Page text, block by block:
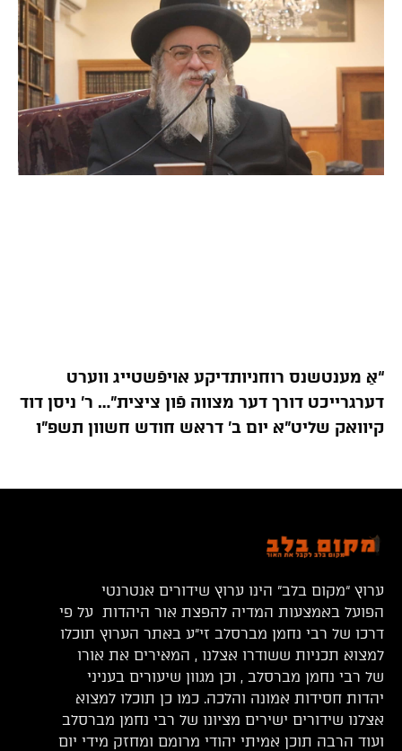
“אַ מענטשנס רוחניותדיקע אויפֿשטייג ווערט
דערגרייכט דורך דער מצווה פֿון ציצית”… ר’ ניסן דוד
קיוואק שליט”א יום ב’ דראש חודש חשוון תשפ”ו
ערוץ “מקום בלב” הינו ערוץ שידורים אנטרנטי
הפועל באמצעות המדיה להפצת אור היהדות על פי
דרכו של רבי נחמן מברסלב זי”ע באתר הערוץ תוכלו
למצוא תכניות ששודרו אצלנו , המאירים את אורו
של רבי נחמן מברסלב , וכן מגוון שיעורים בעניני
יהדות חסידות אמונה והלכה. כמו כן תוכלו למצוא
אצלנו שידורים ישירים מציונו של רבי נחמן מברסלב
ועוד הרבה תוכן אמיתי יהודי מרומם ומחזק מידי יום